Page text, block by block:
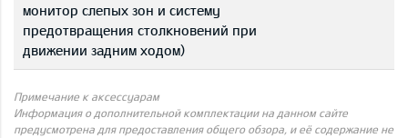
монитор слепых зон и систему
предотвращения столкновений при
движении задним ходом)
Примечание к аксессуарам
Информация о дополнительной комплектации на данном сайте
предусмотрена для предоставления общего обзора, и её содержание не